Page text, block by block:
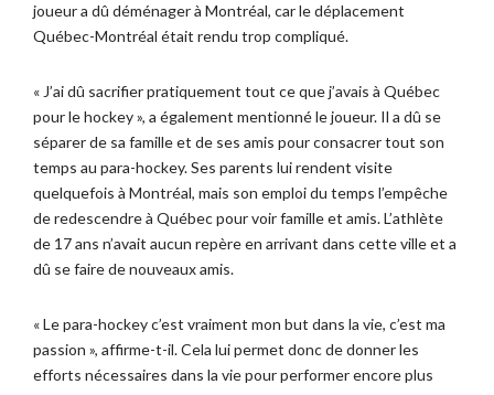
joueur a dû déménager à Montréal, car le déplacement
Québec-Montréal était rendu trop compliqué.
« J’ai dû sacrifier pratiquement tout ce que j’avais à Québec
pour le hockey », a également mentionné le joueur. Il a dû se
séparer de sa famille et de ses amis pour consacrer tout son
temps au para-hockey. Ses parents lui rendent visite
quelquefois à Montréal, mais son emploi du temps l’empêche
de redescendre à Québec pour voir famille et amis. L’athlète
de 17 ans n’avait aucun repère en arrivant dans cette ville et a
dû se faire de nouveaux amis.
« Le para-hockey c’est vraiment mon but dans la vie, c’est ma
passion », affirme-t-il. Cela lui permet donc de donner les
efforts nécessaires dans la vie pour performer encore plus